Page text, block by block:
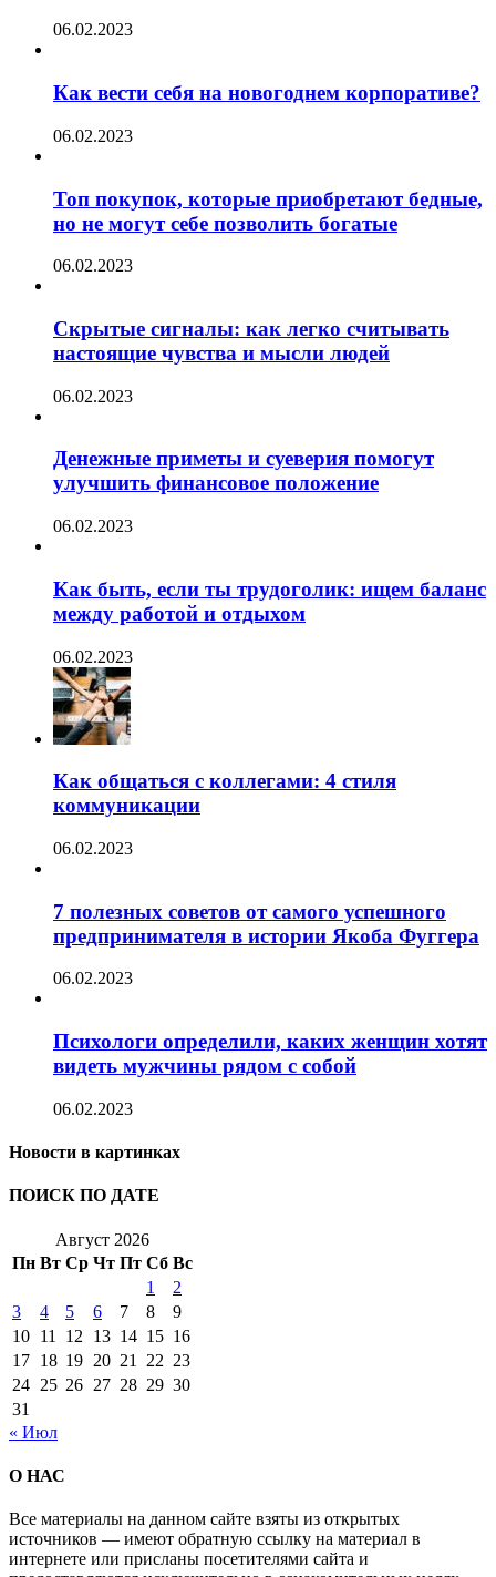
06.02.2023
Как вести себя на новогоднем корпоративе?
06.02.2023
Топ покупок, которые приобретают бедные,
но не могут себе позволить богатые
06.02.2023
Скрытые сигналы: как легко считывать
настоящие чувства и мысли людей
06.02.2023
Денежные приметы и суеверия помогут
улучшить финансовое положение
06.02.2023
Как быть, если ты трудоголик: ищем баланс
между работой и отдыхом
06.02.2023
Как общаться с коллегами: 4 стиля
коммуникации
06.02.2023
7 полезных советов от самого успешного
предпринимателя в истории Якоба Фуггера
06.02.2023
Психологи определили, каких женщин хотят
видеть мужчины рядом с собой
06.02.2023
Новости в картинках
ПОИСК ПО ДАТЕ
Август 2026
Пн Вт Ср Чт Пт Сб Вс
1
2
3
4 5 6 7 8
9
10 11 12 13 14 15 16
17 18 19 20 21 22 23
24 25 26 27 28 29 30
31
« Июл
О НАС
Все материалы на данном сайте взяты из открытых
источников — имеют обратную ссылку на материал в
интернете или присланы посетителями сайта и